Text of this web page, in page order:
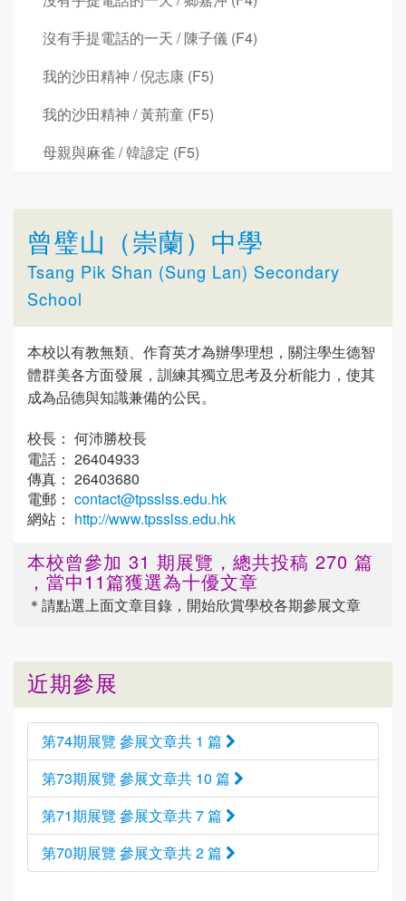
沒有手提電話的一天 / 陳子儀 (F4)
我的沙田精神 / 倪志康 (F5)
我的沙田精神 / 黃荊童 (F5)
母親與麻雀 / 韓諺定 (F5)
曾璧山（崇蘭）中學
Tsang Pik Shan (Sung Lan) Secondary
School
本校以有教無類、作育英才為辦學理想，關注學生德智
體群美各方面發展，訓練其獨立思考及分析能力，使其
成為品德與知識兼備的公民。
校長： 何沛勝校長
電話： 26404933
傳真： 26403680
電郵： contact@tpsslss.edu.hk
網站： http://www.tpsslss.edu.hk
本校曾參加 31 期展覽，總共投稿 270 篇
，當中11篇獲選為十優文章
＊請點選上面文章目錄，開始欣賞學校各期參展文章
近期參展
第74期展覽 參展文章共 1 篇
第73期展覽 參展文章共 10 篇
第71期展覽 參展文章共 7 篇
第70期展覽 參展文章共 2 篇